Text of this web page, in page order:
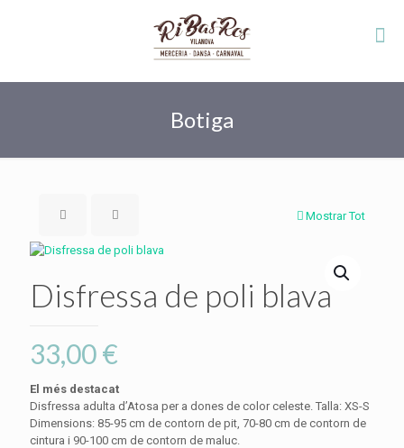
Botiga
Mostrar Tot
Disfressa de poli blava
33,00€
El més destacat
Disfressa adulta d’Atosa per a dones de color celeste. Talla: XS-S
Dimensions: 85-95 cm de contorn de pit, 70-80 cm de contorn de
cintura i 90-100 cm de contorn de maluc.